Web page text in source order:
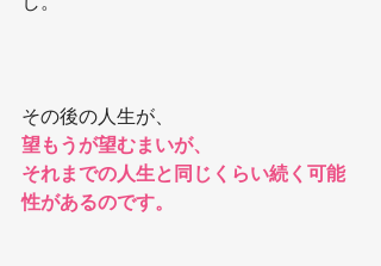
その後の人生が、
望もうが望むまいが、
それまでの人生と同じくらい続く可能
性があるのです。